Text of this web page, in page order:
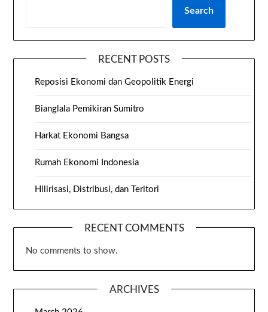
Search
RECENT POSTS
Reposisi Ekonomi dan Geopolitik Energi
Bianglala Pemikiran Sumitro
Harkat Ekonomi Bangsa
Rumah Ekonomi Indonesia
Hilirisasi, Distribusi, dan Teritori
RECENT COMMENTS
No comments to show.
ARCHIVES